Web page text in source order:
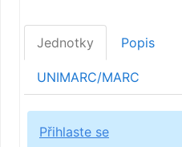
Jednotky Popis
UNIMARC/MARC
Přihlaste se